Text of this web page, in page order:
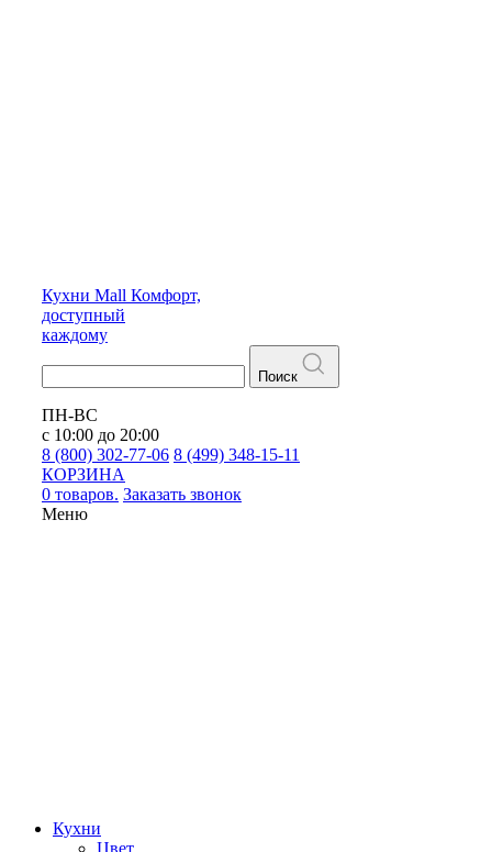
Кухни Mall Комфорт,
доступный
каждому
Поиск
ПН-ВС
с 10:00 до 20:00
8 (800) 302-77-06 8 (499) 348-15-11
КОРЗИНА
0 товаров. Заказать звонок
Меню
Кухни
Цвет